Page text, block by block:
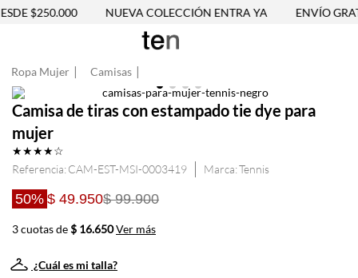
$250.000 NUEVA COLECCIÓN ENTRA YA ENVÍO
Ropa Mujer Camisas
Camisa de tiras con estampado tie dye para
mujer
★★★★☆
Referencia: CAM-EST-MSI-0003419 Tennis
50% $ 49.950$ 99.900
3 cuotas de$ 16.650Ver más
¿Cuál es mi talla?